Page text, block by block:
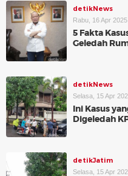
detikNews
Rabu, 16 Apr
5 Fakta
Geledah
detikNews
Selasa, 15 Apr
Ini Kasus
Digeledah
detikJatim
Selasa, 15 Apr